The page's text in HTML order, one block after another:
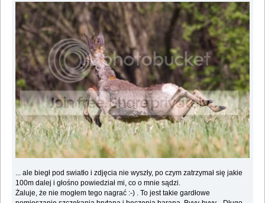
... ale biegł pod swiatło i zdjęcia nie wyszły, po czym zatrzymał się jakie
100m dalej i głośno powiedział mi, co o mnie sądzi.
Żaluje, że nie mogłem tego nagrać :-) . To jest takie gardłowe